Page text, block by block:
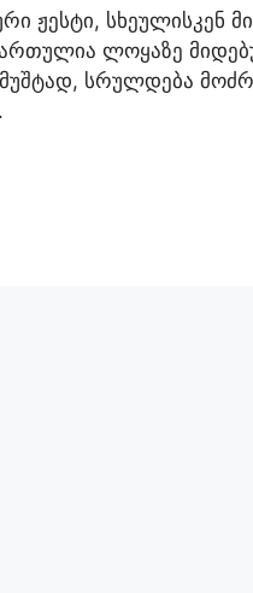
ჟესტი, სხეულისკენ
ლოყაზე
სრულდება